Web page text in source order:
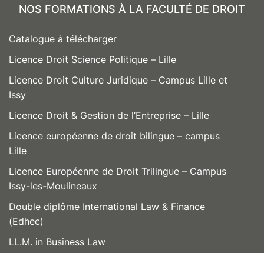
NOS FORMATIONS À LA FACULTÉ DE DROIT
Catalogue à télécharger
Licence Droit Science Politique – Lille
Licence Droit Culture Juridique – Campus Lille et
Issy
Licence Droit & Gestion de l’Entreprise – Lille
Licence européenne de droit bilingue – campus
Lille
Licence Européenne de Droit Trilingue – Campus
Issy-les-Moulineaux
Double diplôme International Law & Finance
(Edhec)
LL.M. in Business Law